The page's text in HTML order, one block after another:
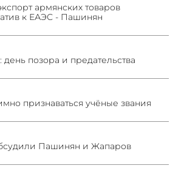
армянских товаров
к ЕАЭС - Пашинян
день позора и предательства
признаваться учёные звания
Пашинян и Жапаров